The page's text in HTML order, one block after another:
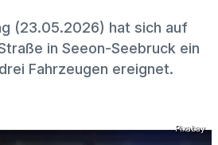
(23.05.2026) hat sich auf
in Seeon-Seebruck ein
Fahrzeugen ereignet.
Pixabay